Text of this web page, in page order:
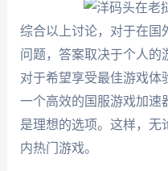
综合以上讨论，对于在国
问题，答案取决于个人的
对于希望享受最佳游戏体
一个高效的国服游戏加速
是理想的选项。这样，无
内热门游戏。